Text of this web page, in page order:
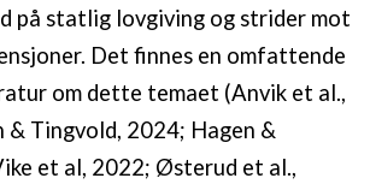
på statlig lovgiving og strider mot
Det finnes en omfattende
om dette temaet (Anvik et al.,
& Tingvold, 2024; Hagen &
et al, 2022; Østerud et al.,